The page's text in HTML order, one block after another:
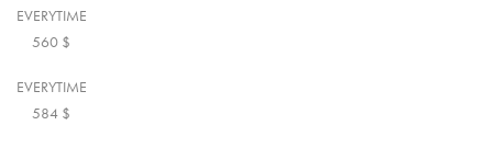
EVERYTIME
560 $
EVERYTIME
584 $